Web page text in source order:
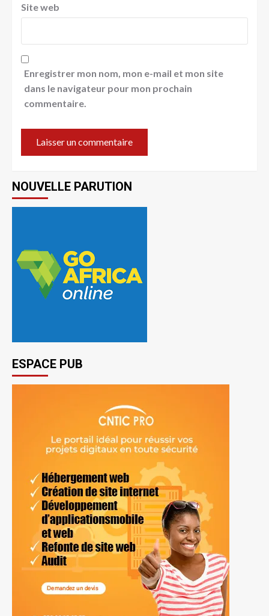
Site web
Enregistrer mon nom, mon e-mail et mon site
dans le navigateur pour mon prochain
commentaire.
NOUVELLE PARUTION
ESPACE PUB